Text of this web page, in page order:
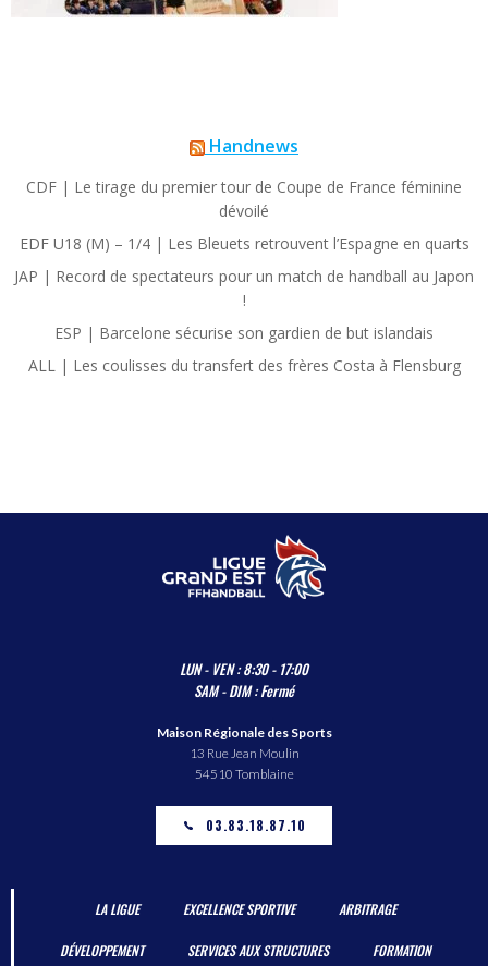
Handnews
CDF | Le tirage du premier tour de Coupe de France féminine
dévoilé
EDF U18 (M) – 1/4 | Les Bleuets retrouvent l’Espagne en quarts
JAP | Record de spectateurs pour un match de handball au Japon
!
ESP | Barcelone sécurise son gardien de but islandais
ALL | Les coulisses du transfert des frères Costa à Flensburg
LUN - VEN : 8:30 - 17:00
SAM - DIM : Fermé
Maison Régionale des Sports
13 Rue Jean Moulin
54510 Tomblaine
03.83.18.87.10
LA LIGUE EXCELLENCE SPORTIVE ARBITRAGE
DÉVELOPPEMENT SERVICES AUX STRUCTURES FORMATION